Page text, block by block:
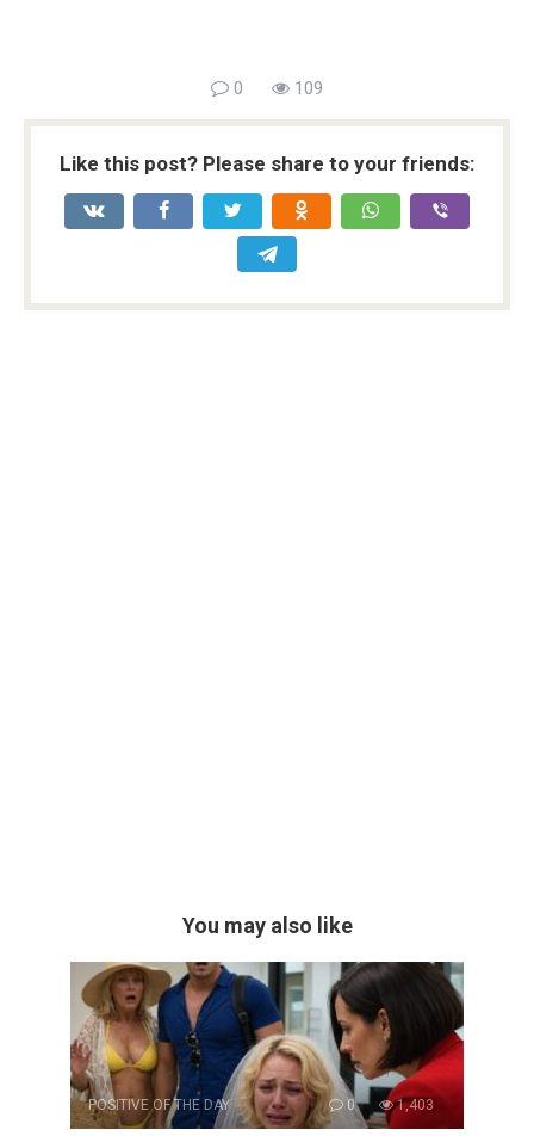
0 109
Like this post? Please share to your friends:
You may also like
POSITIVE OF THE DAY 0 1,403